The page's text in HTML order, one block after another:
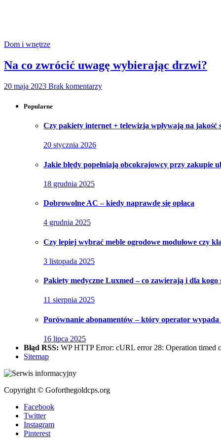
Dom i wnętrze
Na co zwrócić uwagę wybierając drzwi?
20 maja 2023 Brak komentarzy
Popularne
Czy pakiety internet + telewizja wpływają na jakość
20 stycznia 2026
Jakie błędy popełniają obcokrajowcy przy zakupie
18 grudnia 2025
Dobrowolne AC – kiedy naprawdę się opłaca
4 grudnia 2025
Czy lepiej wybrać meble ogrodowe modułowe czy
3 listopada 2025
Pakiety medyczne Luxmed – co zawierają i dla kogo
11 sierpnia 2025
Porównanie abonamentów – który operator wypada
16 lipca 2025
Błąd RSS: WP HTTP Error: cURL error 28: Operation timed
Sitemap
Copyright © Goforthegoldcps.org
Facebook
Twitter
Instagram
Pinterest